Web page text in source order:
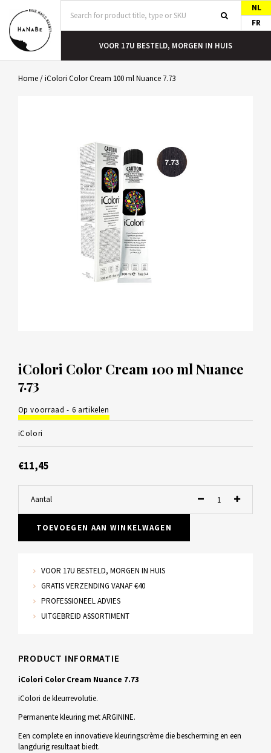
NL
FR
VOOR 17U BESTELD, MORGEN IN HUIS
Home/iColori Color Cream 100 ml Nuance 7.73
iColori Color Cream 100 ml Nuance
7.73
Op voorraad - 6 artikelen
iColori
€11,45
Aantal
TOEVOEGEN AAN WINKELWAGEN
VOOR 17U BESTELD, MORGEN IN HUIS
GRATIS VERZENDING VANAF €40
PROFESSIONEEL ADVIES
UITGEBREID ASSORTIMENT
PRODUCT INFORMATIE
iColori Color Cream Nuance 7.73
iColori de kleurrevolutie.
Permanente kleuring met ARGININE.
Een complete en innovatieve kleuringscrème die bescherming en een
langdurig resultaat biedt.